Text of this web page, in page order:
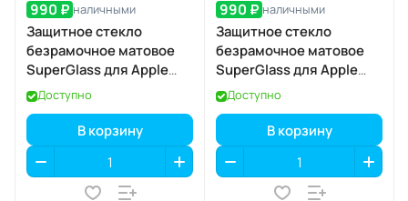
990 ₽ наличными
Защитное стекло
безрамочное матовое
SuperGlass для Apple
iPhone 17 Pro
Доступно
В корзину
990 ₽ наличными
Защитное стекло
безрамочное матовое
SuperGlass для Apple
iPhone 17 Air
Доступно
В корзину